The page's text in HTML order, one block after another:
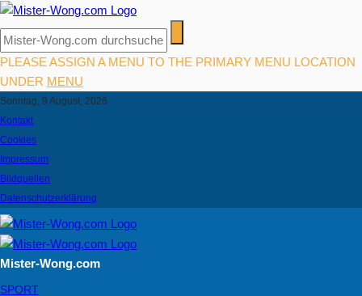
PLEASE ASSIGN A MENU TO THE PRIMARY MENU LOCATION
UNDER MENU
Sonntag, 9 August, 2026
Kontakt
Cookies
Impressum
Bildquellen
Datenschutzerklärung
Mister-Wong.com
SPORT